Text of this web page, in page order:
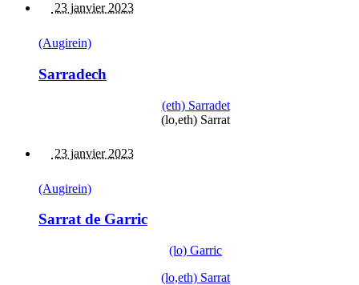
23 janvier 2023
(Augirein)
Sarradech
(eth) Sarradet
(lo,eth) Sarrat
23 janvier 2023
(Augirein)
Sarrat de Garric
(lo) Garric
(lo,eth) Sarrat